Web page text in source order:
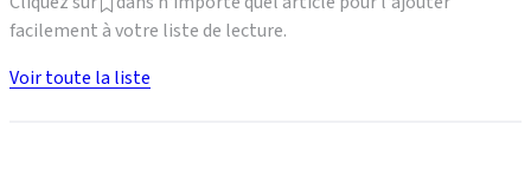
facilement à votre liste de lecture.
Voir toute la liste